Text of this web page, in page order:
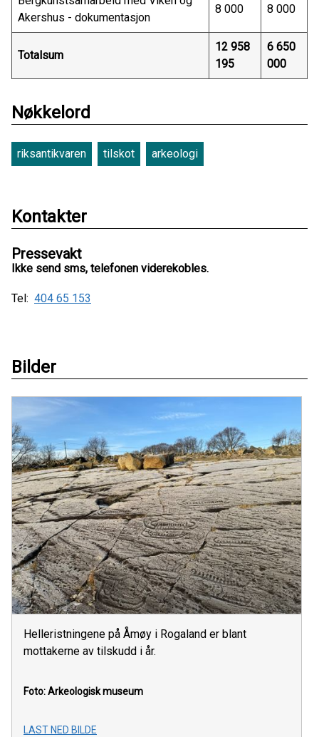
Akershus - dokumentasjon
8 000 8 000
Totalsum
12 958
195
6 650
000
Nøkkelord
riksantikvaren tilskot arkeologi
Kontakter
Pressevakt
Ikke send sms, telefonen viderekobles.
Tel: 404 65 153
Bilder
Helleristningene på Åmøy i Rogaland er blant
mottakerne av tilskudd i år.
Foto: Arkeologisk museum
LAST NED BILDE